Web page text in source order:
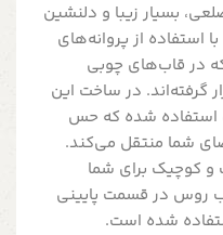
بسیار زیبا و دلنشین
از پروانه‌های
در قاب‌های چوبی
گرفته‌اند. در ساخت این
استفاده شده که حس
شما منتقل می‌کند.
و کوچیک برای شما
روس در قسمت پایینی
شده است.